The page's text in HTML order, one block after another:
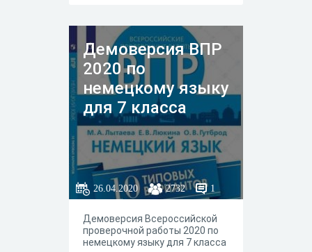
Демоверсия ВПР
2020 по
немецкому языку
для 7 класса
26.04.2020 2732 1
Демоверсия Всероссийской
проверочной работы 2020 по
немецкому языку для 7 класса